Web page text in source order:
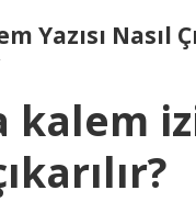
Yazısı Nasıl
kalem